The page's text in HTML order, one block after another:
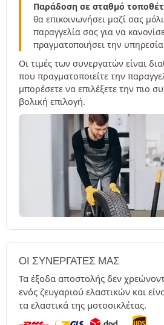
Παράδοση σε σταθμό
θα επικοινωνήσει μαζί σας
παραγγελία σας για να
πραγματοποιήσει την
Οι τιμές των συνεργατών είναι
που πραγματοποιείτε την
μπορέσετε να επιλέξετε την πιο
βολική επιλογή.
ΟΙ ΣΥΝΕΡΓΆΤΕΣ ΜΑΣ
Τα έξοδα αποστολής δεν
ενός ζευγαριού ελαστικών και
τα ελαστικά της μοτοσικλέτας.